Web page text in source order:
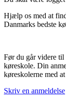
Hjælp os med at
Danmarks bedste
Før du går videre til
køreskole. Din
køreskolerne med
Skriv en anmeldelse